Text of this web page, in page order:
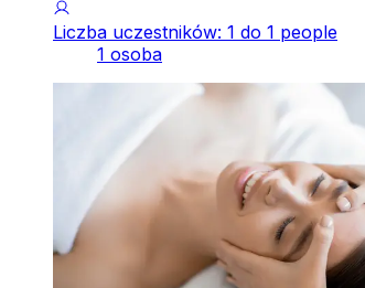
Liczba uczestników: 1 do 1 people
1 osoba